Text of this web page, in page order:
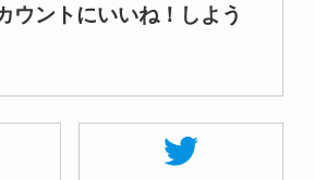
ウントにいいね！しよう